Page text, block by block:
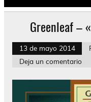
Greenleaf –
13 de mayo 2014
Deja un comentario